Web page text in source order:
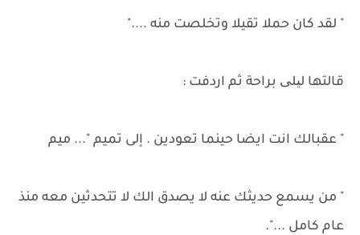
" لقد كان حملا تقيلا وتخلصت منه ...."
قالتها لیلی براحة ثم اردفت :
" عقبالك انت ايضا حينما تعودين . إلى تميم "... ميم
" من يسمع حديثك عنه لا يصدق الك لا تتحدثين معه منذ
عام كامل ...".